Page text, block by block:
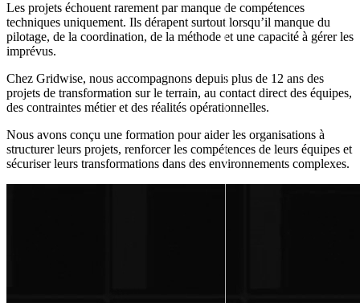
Les projets échouent rarement par manque de compétences
techniques uniquement. Ils dérapent surtout lorsqu’il manque du
pilotage, de la coordination, de la méthode et une capacité à gérer les
imprévus.
Chez Gridwise, nous accompagnons depuis plus de 12 ans des
projets de transformation sur le terrain, au contact direct des équipes,
des contraintes métier et des réalités opérationnelles.
Nous avons conçu une formation pour aider les organisations à
structurer leurs projets, renforcer les compétences de leurs équipes et
sécuriser leurs transformations dans des environnements complexes.